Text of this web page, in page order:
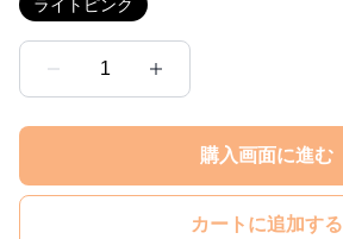
ライトピンク
1
購入画面に進む
カートに追加する